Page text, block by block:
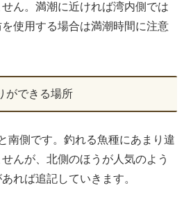
ん。満潮に近ければ湾内側では
使用する場合は満潮時間に注意
ができる場所
南側です。釣れる魚種にあまり違
んが、北側のほうが人気のよう
れば追記していきます。